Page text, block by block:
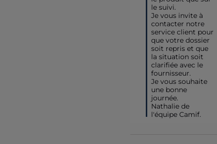
le suivi.
Je vous invite à
contacter notre
service client pour
que votre dossier
soit repris et que
la situation soit
clarifiée avec le
fournisseur.
Je vous souhaite
une bonne
journée.
Nathalie de
l'équipe Camif.